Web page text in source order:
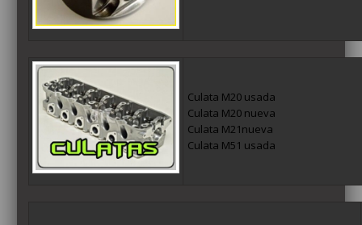
Culata M20 usada
Culata M20 nueva
Culata M21nueva
Culata M51 usada